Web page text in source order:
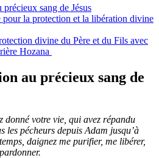
sang de Jésus
la protection et la libération divine
divine du Père et du Fils avec
Hozana
au précieux sang de
donné votre vie, qui avez répandu
les pécheurs depuis Adam jusqu’à
daignez me purifier, me libérer,